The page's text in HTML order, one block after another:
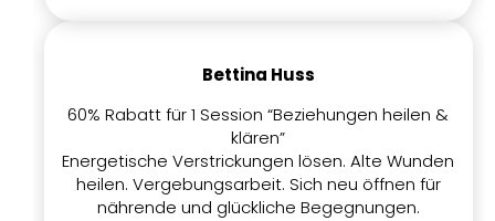
Bettina Huss
60% Rabatt für 1 Session “Beziehungen heilen &
klären”
Energetische Verstrickungen lösen. Alte Wunden
heilen. Vergebungsarbeit. Sich neu öffnen für
nährende und glückliche Begegnungen.